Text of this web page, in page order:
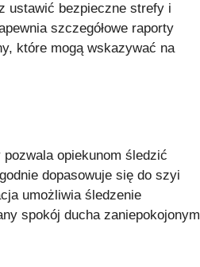
ustawić bezpieczne strefy i
szczegółowe raporty
które mogą wskazywać na
opiekunom śledzić
dopasowuje się do szyi
umożliwia śledzenie
spokój ducha zaniepokojonym